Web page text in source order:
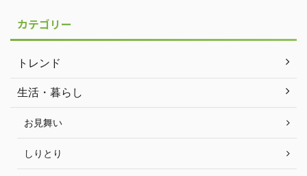
カテゴリー
トレンド
生活・暮らし
お見舞い
しりとり